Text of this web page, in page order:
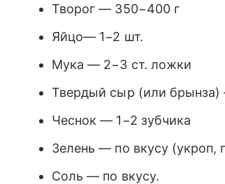
Творог — 350−400 г
Яйцо— 1−2 шт.
Мука — 2−3 ст. ложки
Твердый сыр (или брынза)
Чеснок — 1−2 зубчика
Зелень — по вкусу (укроп,
Соль — по вкусу.